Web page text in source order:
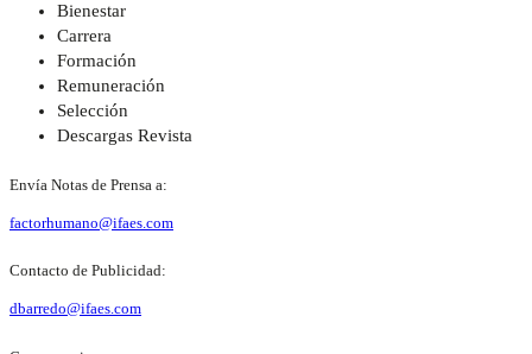
Bienestar
Carrera
Formación
Remuneración
Selección
Descargas Revista
Envía Notas de Prensa a:
factorhumano@ifaes.com
Contacto de Publicidad:
dbarredo@ifaes.com